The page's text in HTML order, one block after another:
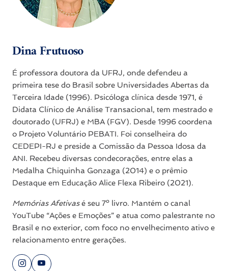
Dina Frutuoso
É professora doutora da UFRJ, onde defendeu a
primeira tese do Brasil sobre Universidades Abertas da
Terceira Idade (1996). Psicóloga clínica desde 1971, é
Didata Clínico de Análise Transacional, tem mestrado e
doutorado (UFRJ) e MBA (FGV). Desde 1996 coordena
o Projeto Voluntário PEBATI. Foi conselheira do
CEDEPI-RJ e preside a Comissão da Pessoa Idosa da
ANI. Recebeu diversas condecorações, entre elas a
Medalha Chiquinha Gonzaga (2014) e o prêmio
Destaque em Educação Alice Flexa Ribeiro (2021).
Memórias Afetivasé seu 7º livro. Mantém o canal
YouTube “Ações e Emoções” e atua como palestrante no
Brasil e no exterior, com foco no envelhecimento ativo e
relacionamento entre gerações.